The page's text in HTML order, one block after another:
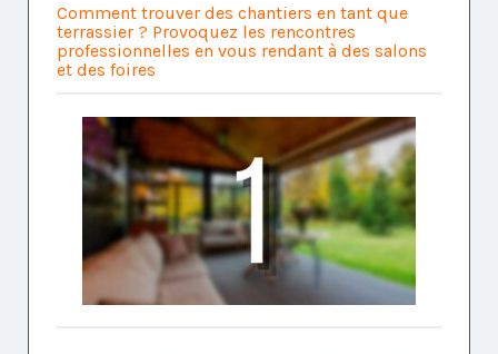
Comment trouver des chantiers en tant que
terrassier ? Provoquez les rencontres
professionnelles en vous rendant à des salons
et des foires